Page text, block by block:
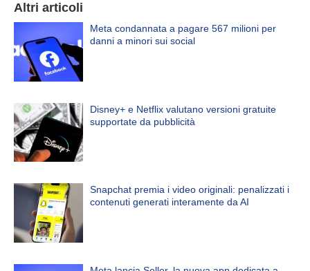
Altri articoli
Meta condannata a pagare 567 milioni per
danni a minori sui social
Disney+ e Netflix valutano versioni gratuite
supportate da pubblicità
Snapchat premia i video originali: penalizzati i
contenuti generati interamente da AI